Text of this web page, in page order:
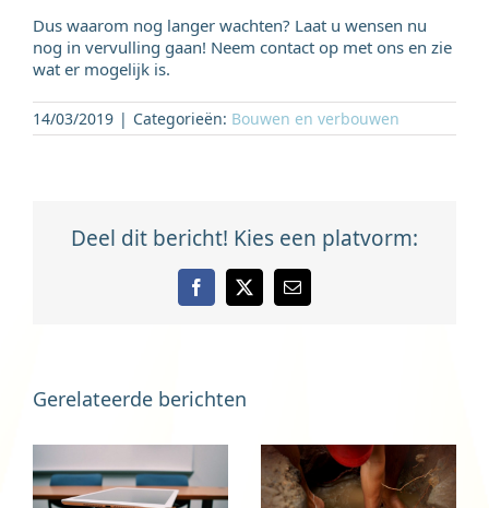
Dus waarom nog langer wachten? Laat u wensen nu
nog in vervulling gaan! Neem contact op met ons en zie
wat er mogelijk is.
14/03/2019 | Categorieën: Bouwen en verbouwen
Deel dit bericht! Kies een platvorm:
Facebook
X
E-
Gerelateerde berichten